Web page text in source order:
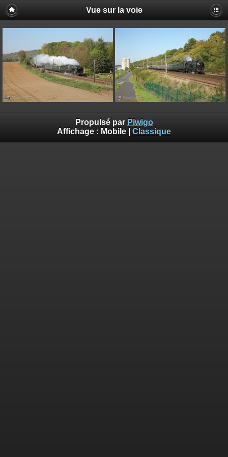
Vue sur la voie
Propulsé par Piwigo
Affichage : Mobile Classique